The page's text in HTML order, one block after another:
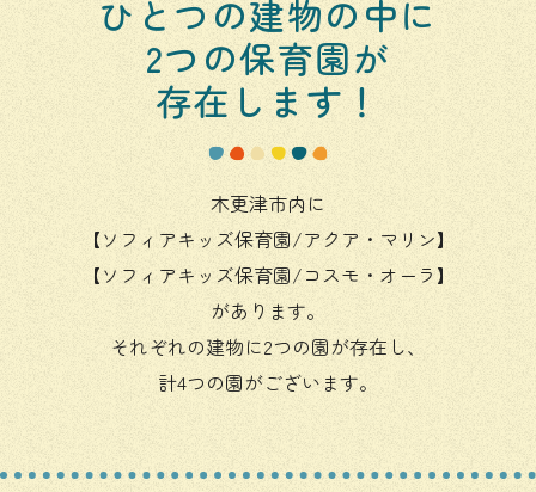
ひとつの建物の中に
2つの保育園が
存在します！
木更津市内に
【ソフィアキッズ保育園/アクア・マリン】
【ソフィアキッズ保育園/コスモ・オーラ】
があります。
それぞれの建物に2つの園が存在し、
計4つの園がございます。